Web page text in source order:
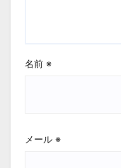
名前 ※
メール ※